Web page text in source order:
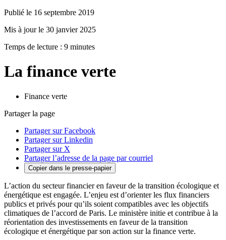
Publié le 16 septembre 2019
Mis à jour le 30 janvier 2025
Temps de lecture : 9 minutes
La finance verte
Finance verte
Partager la page
Partager sur Facebook
Partager sur Linkedin
Partager sur X
Partager l’adresse de la page par courriel
Copier dans le presse-papier
L’action du secteur financier en faveur de la transition écologique et
énergétique est engagée. L’enjeu est d’orienter les flux financiers
publics et privés pour qu’ils soient compatibles avec les objectifs
climatiques de l’accord de Paris. Le ministère initie et contribue à la
réorientation des investissements en faveur de la transition
écologique et énergétique par son action sur la finance verte.